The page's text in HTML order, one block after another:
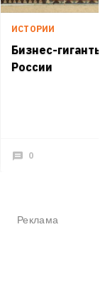
ИСТОРИИ
Бизнес-гиганты
России
0
Реклама